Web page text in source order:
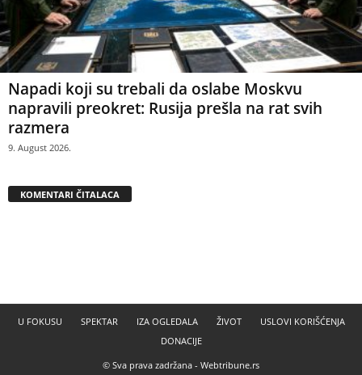
Napadi koji su trebali da oslabe Moskvu
napravili preokret: Rusija prešla na rat svih
razmera
9. August 2026.
KOMENTARI ČITALACA
U FOKUSU SPEKTAR IZA OGLEDALA ŽIVOT
USLOVI KORIŠĆENJA
DONACIJE
© Sva prava zadržana - Webtribune.rs